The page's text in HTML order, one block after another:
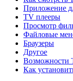
Приложение
TV плееры
Просмотр
Файловые
Браузеры
Другое
Возможности
Как